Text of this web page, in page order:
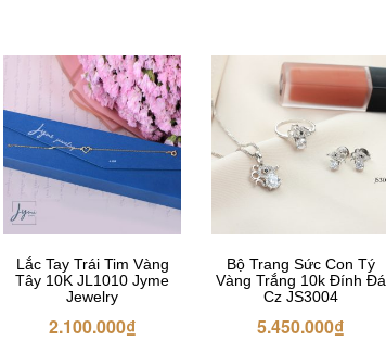
Lắc Tay Trái Tim Vàng
Tây 10K JL1010 Jyme
Jewelry
2.100.000₫
Bộ Trang Sức Con Tý
Vàng Trắng 10k Đính Đá
Cz JS3004
5.450.000₫